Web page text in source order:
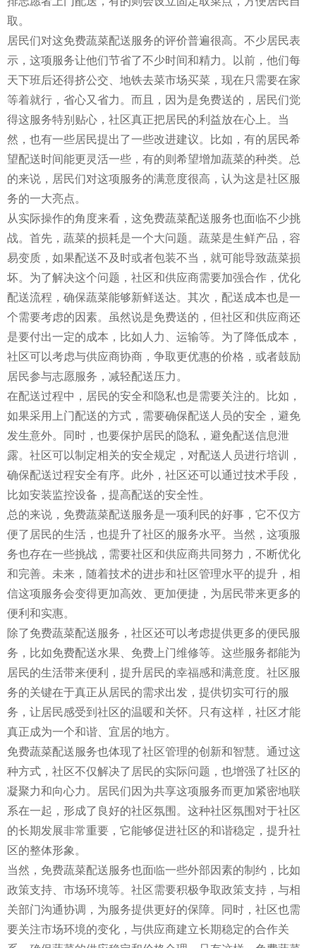
取。
居民们对这免费蔬菜配送服务的评价普遍很高。不少居民表
示，这项服务让他们节省了不少时间和精力。以前，他们每
天下班后还得挤公交、地铁去菜市场买菜，现在只需要在家
等着就行，省心又省力。而且，因为是免费送的，居民们觉
得这服务特别贴心，社区真正把居民的利益放在心上。当
然，也有一些居民提出了一些改进建议。比如，有的居民希
望配送时间能更灵活一些，有的则希望增加蔬菜的种类。总
的来说，居民们对这项服务的满意度很高，认为这是社区服
务的一大亮点。
从实际操作的角度来看，这免费蔬菜配送服务也面临不少挑
战。首先，蔬菜的损耗是一个大问题。蔬菜是生鲜产品，容
易变质，如果配送不及时或者包装不当，就可能导致蔬菜损
坏。为了解决这个问题，社区和供应商需要加强合作，优化
配送流程，确保蔬菜能够新鲜送达。其次，配送成本也是一
个需要考虑的因素。虽然说是免费送的，但社区和供应商还
是要付出一定的成本，比如人力、运输等。为了降低成本，
社区可以考虑与供应商协商，争取更优惠的价格，或者鼓励
居民参与志愿服务，减轻配送压力。
在配送过程中，居民的安全和隐私也是需要关注的。比如，
如果采用上门配送的方式，需要确保配送人员的安全，避免
发生意外。同时，也要保护居民的隐私，避免配送信息泄
露。社区可以制定相关的安全规定，对配送人员进行培训，
确保配送过程安全有序。此外，社区还可以通过技术手段，
比如安装监控设备，提高配送的安全性。
总的来说，免费蔬菜配送服务是一项利民的好事，它不仅方
便了居民的生活，也提升了社区的服务水平。当然，这项服
务也存在一些挑战，需要社区和供应商共同努力，不断优化
和完善。未来，随着技术的进步和社区管理水平的提升，相
信这项服务会变得更加高效、更加便捷，为居民带来更多的
便利和实惠。
除了免费蔬菜配送服务，社区还可以考虑提供更多的便民服
务，比如免费配送水果、免费上门维修等。这些服务都能为
居民的生活带来便利，提升居民的幸福感和满意度。社区服
务的关键在于真正从居民的需求出发，提供切实可行的服
务，让居民感受到社区的温暖和关怀。只有这样，社区才能
真正成为一个和谐、宜居的地方。
免费蔬菜配送服务也体现了社区管理的创新和智慧。通过这
种方式，社区不仅解决了居民的实际问题，也增强了社区的
凝聚力和向心力。居民们因为共享这项服务而更加紧密地联
系在一起，形成了良好的社区氛围。这种社区氛围对于社区
的长期发展非常重要，它能够促进社区的和谐稳定，提升社
区的整体形象。
当然，免费蔬菜配送服务也面临一些外部因素的制约，比如
政策支持、市场环境等。社区需要积极争取政策支持，与相
关部门沟通协调，为服务提供更好的保障。同时，社区也需
要关注市场环境的变化，与供应商建立长期稳定的合作关